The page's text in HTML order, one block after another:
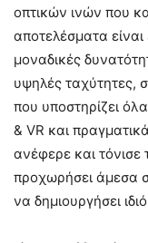
οπτικών ινών που
αποτελέσματα
μοναδικές
υψηλές ταχύτητες,
που υποστηρίζει
& VR και
ανέφερε και τόνισε
προχωρήσει άμεσα
να δημιουργήσει